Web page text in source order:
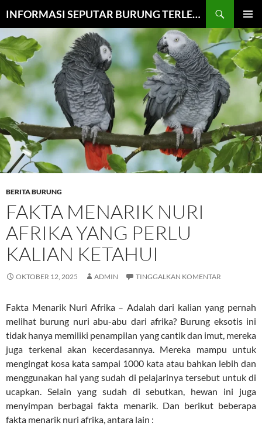
INFORMASI SEPUTAR BURUNG TERLENGKAP
MENU
UTAMA
KE
ISI
BERITA BURUNG
FAKTA MENARIK NURI
AFRIKA YANG PERLU
KALIAN KETAHUI
OKTOBER 12, 2025 ADMIN TINGGALKAN KOMENTAR
Fakta Menarik Nuri Afrika – Adalah dari kalian yang pernah
melihat burung nuri abu-abu dari afrika? Burung eksotis ini
tidak hanya memiliki penampilan yang cantik dan imut, mereka
juga terkenal akan kecerdasannya. Mereka mampu untuk
mengingat kosa kata sampai 1000 kata atau bahkan lebih dan
menggunakan hal yang sudah di pelajarinya tersebut untuk di
ucapkan. Selain yang sudah di sebutkan, hewan ini juga
menyimpan berbagai fakta menarik. Dan berikut beberapa
fakta menarik nuri afrika, antara lain :